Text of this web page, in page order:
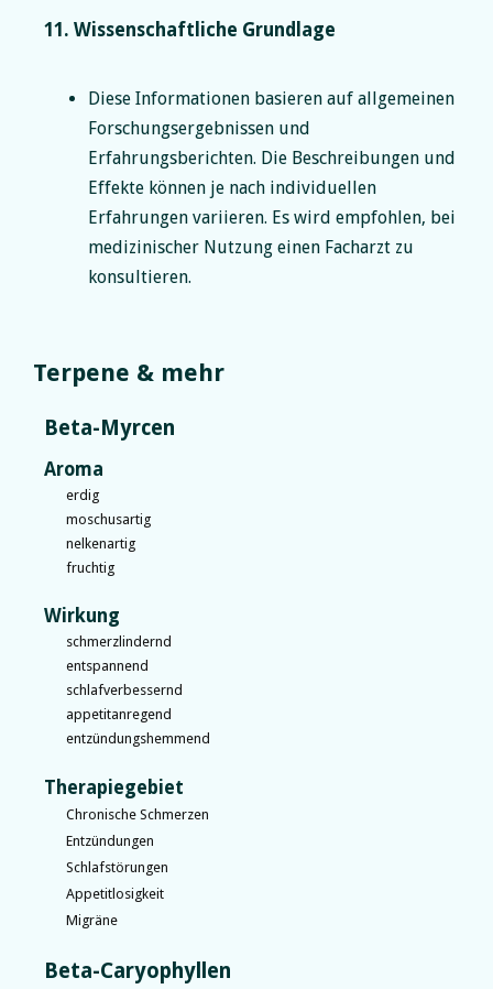
11. Wissenschaftliche Grundlage
Diese Informationen basieren auf allgemeinen
Forschungsergebnissen und
Erfahrungsberichten. Die Beschreibungen und
Effekte können je nach individuellen
Erfahrungen variieren. Es wird empfohlen, bei
medizinischer Nutzung einen Facharzt zu
konsultieren.
Terpene & mehr
Beta-Myrcen
Aroma
erdig
moschusartig
nelkenartig
fruchtig
Wirkung
schmerzlindernd
entspannend
schlafverbessernd
appetitanregend
entzündungshemmend
Therapiegebiet
Chronische Schmerzen
Entzündungen
Schlafstörungen
Appetitlosigkeit
Migräne
Beta-Caryophyllen